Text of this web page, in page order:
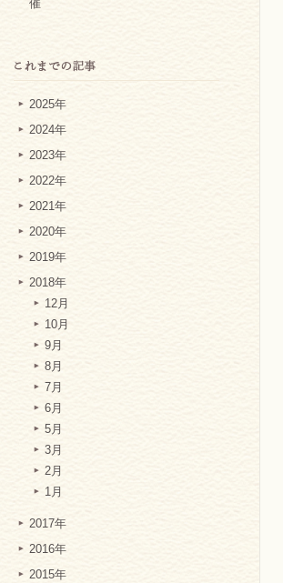
催
2025年
2024年
2023年
2022年
2021年
2020年
2019年
2018年
12月
10月
9月
8月
7月
6月
5月
3月
2月
1月
2017年
2016年
2015年